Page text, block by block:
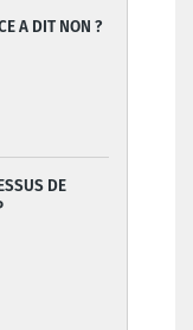
A DIT NON ?
DE